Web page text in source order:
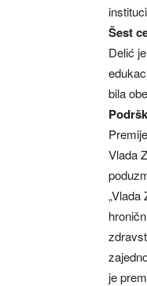
Šest
Delić
bila
Vlada
je